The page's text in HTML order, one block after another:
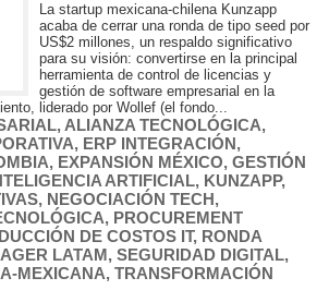
La startup mexicana-chilena Kunzapp
acaba de cerrar una ronda de tipo seed por
US$2 millones, un respaldo significativo
para su visión: convertirse en la principal
herramienta de control de licencias y
gestión de software empresarial en la
liderado por Wollef (el fondo...
, ALIANZA TECNOLÓGICA,
, ERP INTEGRACIÓN,
, EXPANSIÓN MÉXICO, GESTIÓN
ARTIFICIAL, KUNZAPP,
, NEGOCIACIÓN TECH,
, PROCUREMENT
DE COSTOS IT, RONDA
LATAM, SEGURIDAD DIGITAL,
MEXICANA, TRANSFORMACIÓN